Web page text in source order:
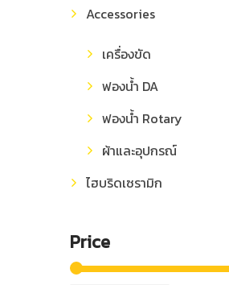
Accessories
เครื่องขัด
ฟองน้ำ DA
ฟองน้ำ Rotary
ผ้าและอุปกรณ์
ไฮบริดเซรามิก
Price